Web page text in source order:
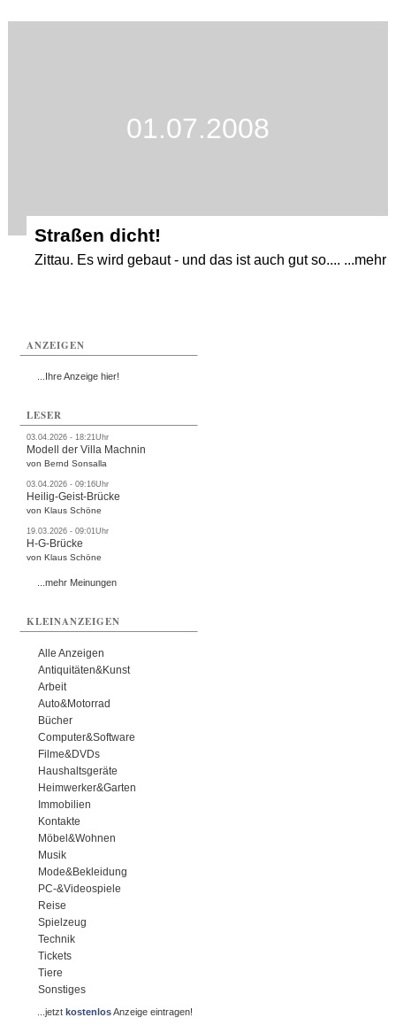
01.07.2008
Straßen dicht!
Zittau. Es wird gebaut - und das ist auch gut so.... ...mehr
ANZEIGEN
...Ihre Anzeige hier!
LESER
03.04.2026 - 18:21Uhr
Modell der Villa Machnin
von Bernd Sonsalla
03.04.2026 - 09:16Uhr
Heilig-Geist-Brücke
von Klaus Schöne
19.03.2026 - 09:01Uhr
H-G-Brücke
von Klaus Schöne
...mehr Meinungen
KLEINANZEIGEN
Alle Anzeigen
Antiquitäten&Kunst
Arbeit
Auto&Motorrad
Bücher
Computer&Software
Filme&DVDs
Haushaltsgeräte
Heimwerker&Garten
Immobilien
Kontakte
Möbel&Wohnen
Musik
Mode&Bekleidung
PC-&Videospiele
Reise
Spielzeug
Technik
Tickets
Tiere
Sonstiges
...jetztkostenlosAnzeige eintragen!